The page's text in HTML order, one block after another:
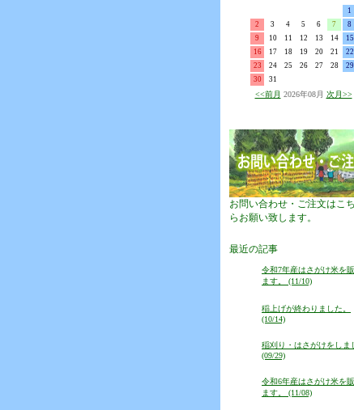
1
2
3 4 5 6 7
8
9
10 11 12 13 14
15
16
17 18 19 20 21
22
23
24 25 26 27 28
29
30
31
<<前月 2026年08月 次月>>
お問い合わせ・ご注文はこ
らお願い致します。
最近の記事
令和7年産はさがけ米を
ます。 (11/10)
稲上げが終わりました。
(10/14)
稲刈り・はさがけをしま
(09/29)
令和6年産はさがけ米を
ます。 (11/08)